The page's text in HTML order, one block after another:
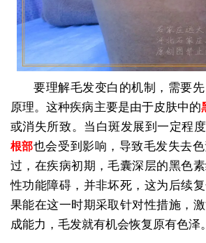
要理解毛发变白的机制，需要
原理。这种疾病主要是由于皮肤中的
或消失所致。当白斑发展到一定程
根部也会受到影响，导致毛发失去
过，在疾病初期，毛囊深层的黑色
性功能障碍，并非坏死，这为后续
果能在这一时期采取针对性措施，
成能力，毛发就有机会恢复原有色泽。